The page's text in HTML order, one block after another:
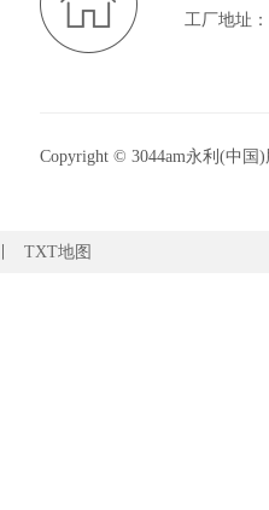
工厂地址
Copyright © 3044am永利(中
3044am永利官网：
TXT地图